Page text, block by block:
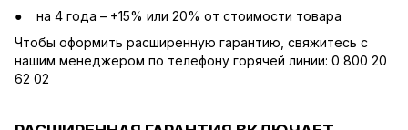
на 4 года – +15% или 20% от стоимости товара
Чтобы оформить расширенную гарантию, свяжитесь с
нашим менеджером по телефону горячей линии: 0 800 20
62 02